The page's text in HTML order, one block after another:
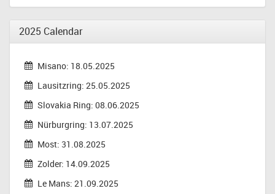
2025 Calendar
Misano: 18.05.2025
Lausitzring: 25.05.2025
Slovakia Ring: 08.06.2025
Nürburgring: 13.07.2025
Most: 31.08.2025
Zolder: 14.09.2025
Le Mans: 21.09.2025